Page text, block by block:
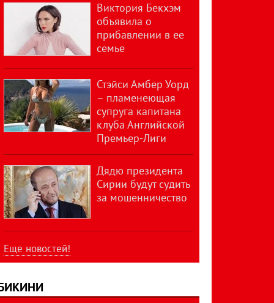
Виктория Бекхэм
объявила о
прибавлении в ее
семье
Стэйси Амбер Уорд
– пламенеющая
супруга капитана
клуба Английской
Премьер-Лиги
Дядю президента
Сирии будут судить
за мошенничество
Еще новостей!